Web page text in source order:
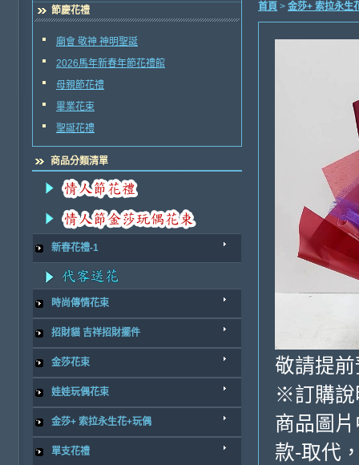
節慶花禮
廟會 敬神 神明聖誕
2026馬年新春年節花禮館
母親節花禮
畢業花束
聖誕花禮
商品分類清單
新春花禮-1
時尚傳情花束
招財貓 吉祥招財擺件
金莎花束
娃娃玩偶花束
金莎+ 索拉永生花+玩偶
單支花禮
首頁 > 金莎+ 索拉永生
敬請提
※訂購說
商品圖
款-取代